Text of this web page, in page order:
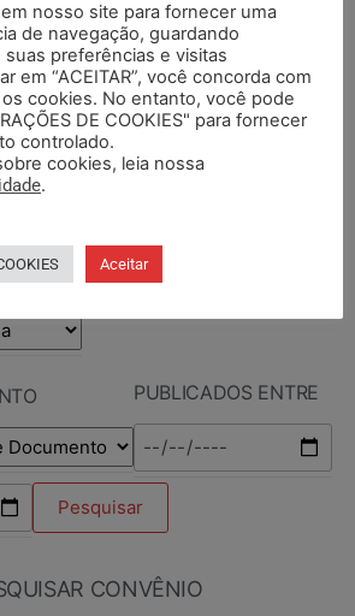
DOCUMENTOS
PUBLICADOS ENTRE
CONVÊNIO
nosso site para fornecer uma
de navegação, guardando
preferências e visitas
em “ACEITAR”, você concorda com
cookies. No entanto, você pode
DE COOKIES" para fornecer
controlado.
cookies, leia nossa
.
Aceitar